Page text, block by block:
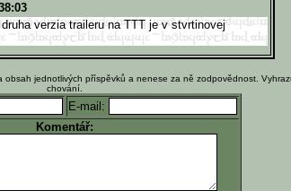
verzia traileru na TTT je v stvrtinovej
jednotlivých příspěvků a nenese za ně zodpovědnost.
chování.
E-mail:
Komentář: